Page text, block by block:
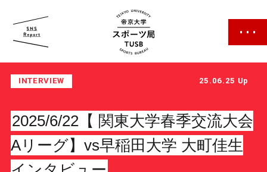
帝京大学 スポーツ局
スポーツ局について
INTERVIEW 25.06.25 Up
2025/6/22【 関東大学春季交流大会
Aリーグ】vs早稲田大学 大町佳生